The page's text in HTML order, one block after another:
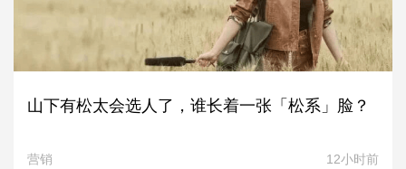
山下有松太会选人了，谁长着一张「松系」脸？
营销 12小时前